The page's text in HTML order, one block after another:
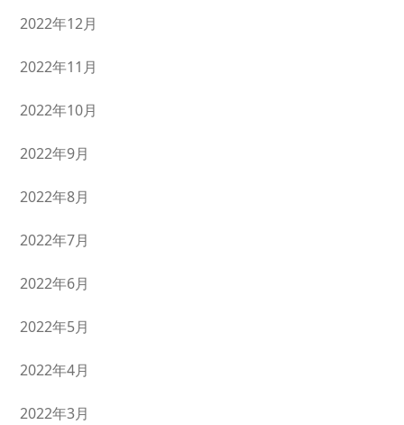
2022年12月
2022年11月
2022年10月
2022年9月
2022年8月
2022年7月
2022年6月
2022年5月
2022年4月
2022年3月